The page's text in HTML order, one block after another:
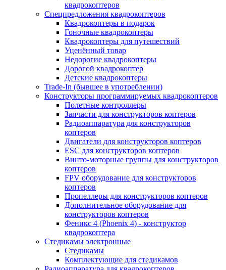
квадрокоптеров
Спецпредложения квадрокоптеров
Квадрокоптеры в подарок
Гоночные квадрокоптеры
Квадрокоптеры для путешествий
Уценённый товар
Недорогие квадрокоптеры
Дорогой квадрокоптер
Детские квадрокоптеры
Trade-In (бывшее в употреблении)
Конструкторы программируемых квадрокоптеров
Полетные контроллеры
Запчасти для конструкторов коптеров
Радиоаппаратура для конструкторов
коптеров
Двигатели для конструкторов коптеров
ESC для конструкторов коптеров
Винто-моторные группы для конструкторов
коптеров
FPV оборудование для конструкторов
коптеров
Пропеллеры для конструкторов коптеров
Дополнительное оборудование для
конструкторов коптеров
Феникс 4 (Phoenix 4) - конструктор
квадрокоптера
Cтедикамы электронные
Стедикамы
Комплектующие для стедикамов